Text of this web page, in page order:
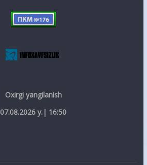
Oxirgi yangilanish
07.08.2026 y.| 16:50